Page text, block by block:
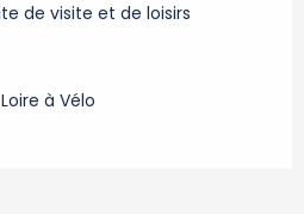
de visite et de loisirs
à Vélo